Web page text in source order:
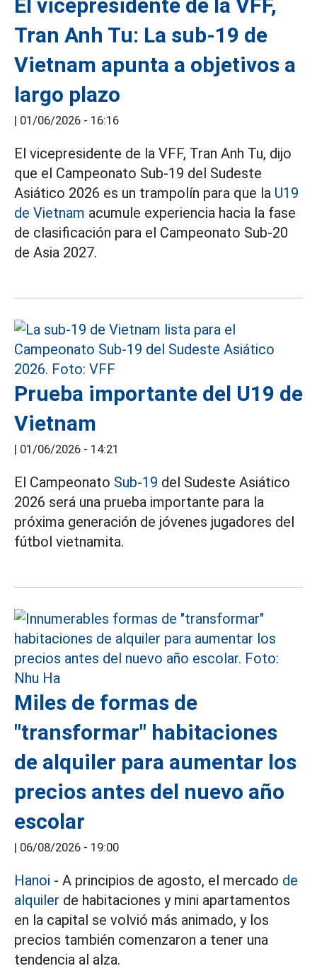
El vicepresidente de la VFF,
Tran Anh Tu: La sub-19 de
Vietnam apunta a objetivos a
largo plazo
| 01/06/2026 - 16:16
El vicepresidente de la VFF, Tran Anh Tu, dijo
que el Campeonato Sub-19 del Sudeste
Asiático 2026 es un trampolín para que la U19
de Vietnam acumule experiencia hacia la fase
de clasificación para el Campeonato Sub-20
de Asia 2027.
Prueba importante del U19 de
Vietnam
| 01/06/2026 - 14:21
El Campeonato Sub-19 del Sudeste Asiático
2026 será una prueba importante para la
próxima generación de jóvenes jugadores del
fútbol vietnamita.
Miles de formas de
"transformar" habitaciones
de alquiler para aumentar los
precios antes del nuevo año
escolar
| 06/08/2026 - 19:00
Hanoi - A principios de agosto, el mercado de
alquiler de habitaciones y mini apartamentos
en la capital se volvió más animado, y los
precios también comenzaron a tener una
tendencia al alza.